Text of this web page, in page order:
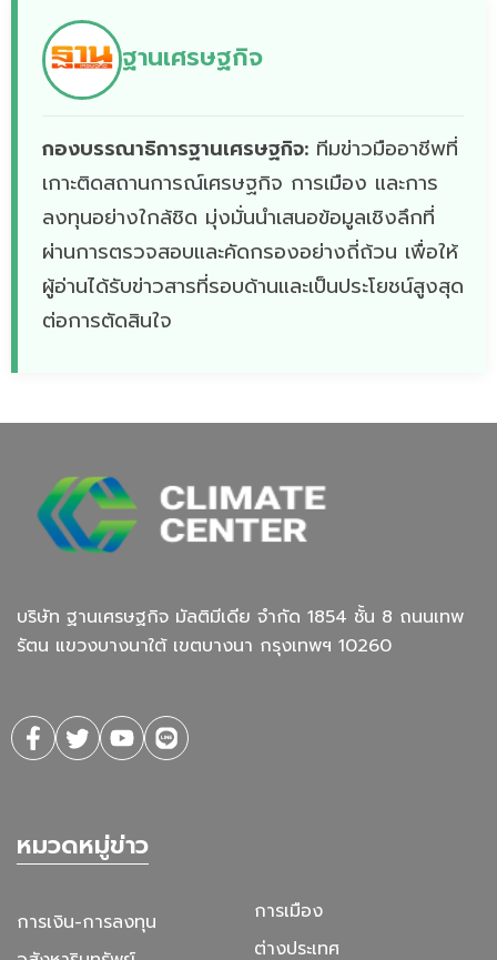
ฐานเศรษฐกิจ
กองบรรณาธิการฐานเศรษฐกิจ: ทีมข่าวมืออาชีพที่
เกาะติดสถานการณ์เศรษฐกิจ การเมือง และการ
ลงทุนอย่างใกล้ชิด มุ่งมั่นนำเสนอข้อมูลเชิงลึกที่
ผ่านการตรวจสอบและคัดกรองอย่างถี่ถ้วน เพื่อให้
ผู้อ่านได้รับข่าวสารที่รอบด้านและเป็นประโยชน์สูงสุด
ต่อการตัดสินใจ
บริษัท ฐานเศรษฐกิจ มัลติมีเดีย จํากัด 1854 ชั้น 8 ถนนเทพ
รัตน แขวงบางนาใต้ เขตบางนา กรุงเทพฯ 10260
หมวดหมู่ข่าว
การเงิน-การลงทุน
การเมือง
ต่างประเทศ